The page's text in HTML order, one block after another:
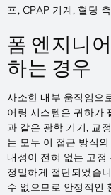
프, CPAP 기계, 혈당
폼 엔지니
하는 경우
사소한 내부 움직임으
어링 시스템은 귀하가
과 같은 광학 기기, 교
는 모두 이 접근 방식
내성이 전혀 없는 고
정밀하게 절단되었습
수 없으므로 안정적인